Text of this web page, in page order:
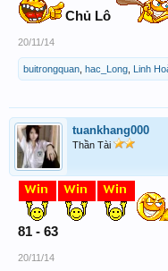
Chủ Lô
20/11/14
buitrongquan hac_Long Linh
tuankhang000
Thần Tài
81 - 63
20/11/14